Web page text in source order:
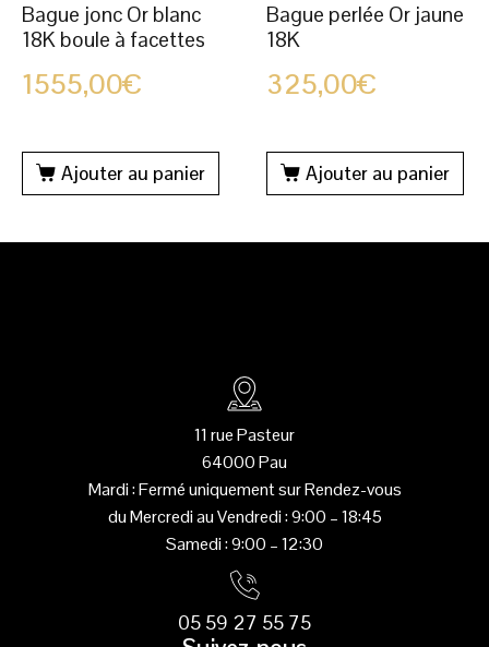
Bague jonc Or blanc
18K boule à facettes
1555,00€
Ajouter au panier
Bague perlée Or jaune
18K
325,00€
Ajouter au panier
11 rue Pasteur
64000 Pau
Mardi : Fermé uniquement sur Rendez-vous
du Mercredi au Vendredi : 9:00 – 18:45
Samedi : 9:00 – 12:30
05 59 27 55 75